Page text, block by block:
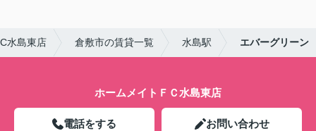
水島東店 倉敷市の賃貸一覧 水島駅 エバーグリーン
ホームメイトＦＣ水島東店
電話をする お問い合わせ